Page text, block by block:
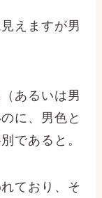
えますが男
あるいは男
に、男色と
であると。
ており、そ